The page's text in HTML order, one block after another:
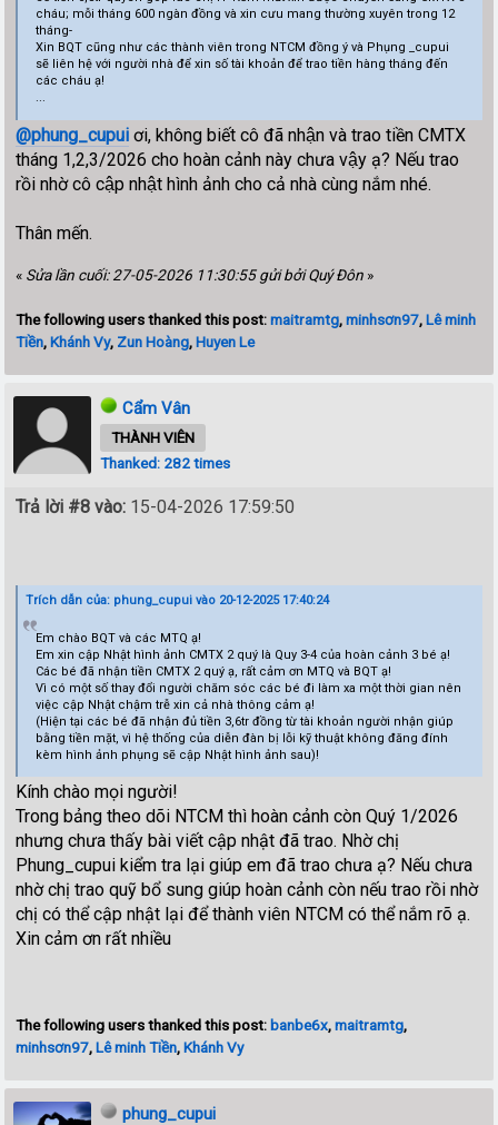
cháu; mỗi tháng 600 ngàn đồng và xin cưu mang thường xuyên trong 12
tháng-
Xin BQT cũng như các thành viên trong NTCM đồng ý và Phụng _cupui
sẽ liên hệ với người nhà để xin số tài khoản để trao tiền hàng tháng đến
các cháu ạ!
...
@phung_cupui ơi, không biết cô đã nhận và trao tiền CMTX
tháng 1,2,3/2026 cho hoàn cảnh này chưa vậy ạ? Nếu trao
rồi nhờ cô cập nhật hình ảnh cho cả nhà cùng nắm nhé.
Thân mến.
« Sửa lần cuối: 27-05-2026 11:30:55 gửi bởi Quý Đôn »
The following users thanked this post:maitramtg,minhsơn97,Lê minh
Tiền,Khánh Vy, Zun Hoàng,Huyen Le
Cẩm Vân
THÀNH VIÊN
Thanked: 282 times
Trả lời #8 vào: 15-04-2026 17:59:50
Trích dẫn của: phung_cupui vào 20-12-2025 17:40:24
Em chào BQT và các MTQ ạ!
Em xin cập Nhật hình ảnh CMTX 2 quý là Quy 3-4 của hoàn cảnh 3 bé ạ!
Các bé đã nhận tiền CMTX 2 quý ạ, rất cảm ơn MTQ và BQT ạ!
Vì có một số thay đổi người chăm sóc các bé đi làm xa một thời gian nên
việc cập Nhật chậm trễ xin cả nhà thông cảm ạ!
(Hiện tại các bé đã nhận đủ tiền 3,6tr đồng từ tài khoản người nhận giúp
bằng tiền mặt, vì hệ thống của diễn đàn bị lỗi kỹ thuật không đăng đính
kèm hình ảnh phụng sẽ cập Nhật hình ảnh sau)!
Kính chào mọi người!
Trong bảng theo dõi NTCM thì hoàn cảnh còn Quý 1/2026
nhưng chưa thấy bài viết cập nhật đã trao. Nhờ chị
Phung_cupui kiểm tra lại giúp em đã trao chưa ạ? Nếu chưa
nhờ chị trao quỹ bổ sung giúp hoàn cảnh còn nếu trao rồi nhờ
chị có thể cập nhật lại để thành viên NTCM có thể nắm rõ ạ.
Xin cảm ơn rất nhiều
The following users thanked this post: banbe6x,maitramtg,
minhsơn97,Lê minh Tiền,Khánh Vy
phung_cupui